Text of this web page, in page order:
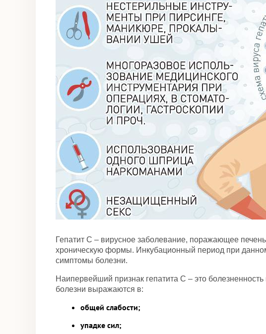
Гепатит С – вирусное заболевание, поражающее
хроническую формы. Инкубационный период при
симптомы болезни.
Наипервейший признак гепатита С – это
болезни выражаются в:
общей слабости;
упадке сил;